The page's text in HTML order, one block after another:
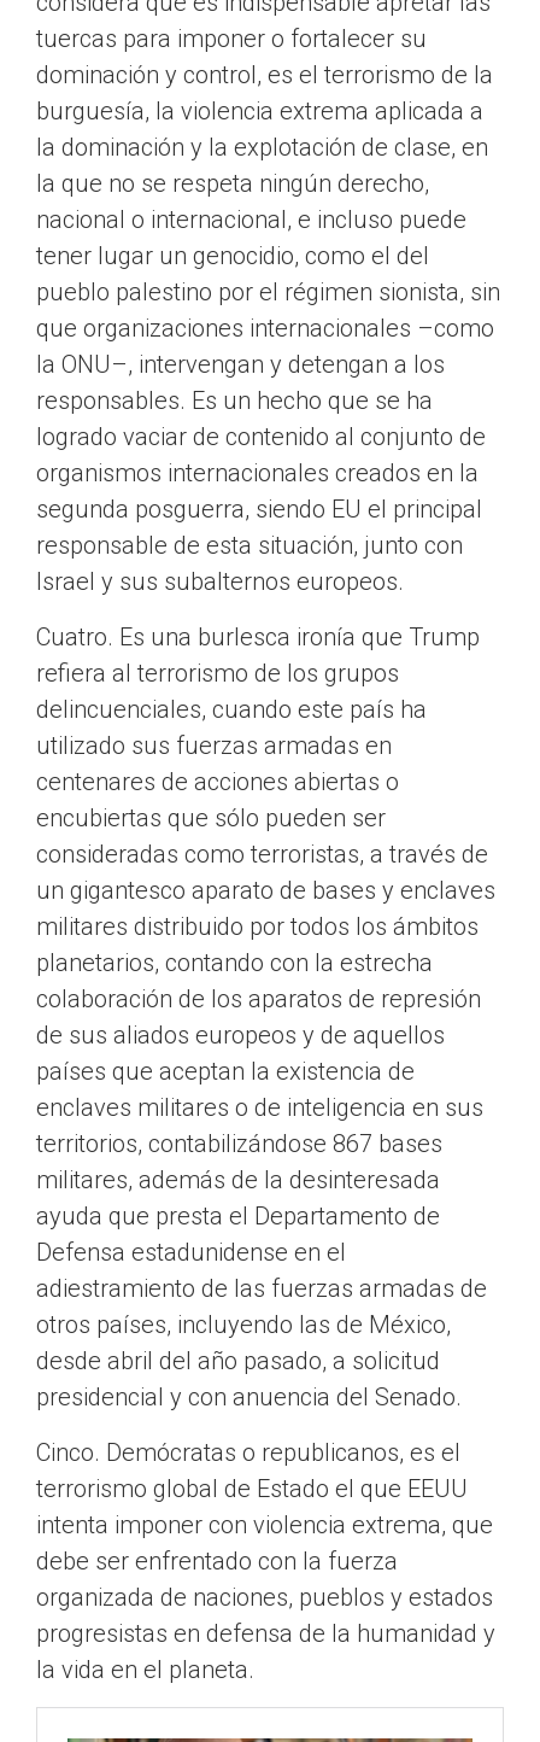
tuercas para imponer o fortalecer su
dominación y control, es el terrorismo de la
burguesía, la violencia extrema aplicada a
la dominación y la explotación de clase, en
la que no se respeta ningún derecho,
nacional o internacional, e incluso puede
tener lugar un genocidio, como el del
pueblo palestino por el régimen sionista, sin
que organizaciones internacionales –como
la ONU–, intervengan y detengan a los
responsables. Es un hecho que se ha
logrado vaciar de contenido al conjunto de
organismos internacionales creados en la
segunda posguerra, siendo EU el principal
responsable de esta situación, junto con
Israel y sus subalternos europeos.
Cuatro. Es una burlesca ironía que Trump
refiera al terrorismo de los grupos
delincuenciales, cuando este país ha
utilizado sus fuerzas armadas en
centenares de acciones abiertas o
encubiertas que sólo pueden ser
consideradas como terroristas, a través de
un gigantesco aparato de bases y enclaves
militares distribuido por todos los ámbitos
planetarios, contando con la estrecha
colaboración de los aparatos de represión
de sus aliados europeos y de aquellos
países que aceptan la existencia de
enclaves militares o de inteligencia en sus
territorios, contabilizándose 867 bases
militares, además de la desinteresada
ayuda que presta el Departamento de
Defensa estadunidense en el
adiestramiento de las fuerzas armadas de
otros países, incluyendo las de México,
desde abril del año pasado, a solicitud
presidencial y con anuencia del Senado.
Cinco. Demócratas o republicanos, es el
terrorismo global de Estado el que EEUU
intenta imponer con violencia extrema, que
debe ser enfrentado con la fuerza
organizada de naciones, pueblos y estados
progresistas en defensa de la humanidad y
la vida en el planeta.